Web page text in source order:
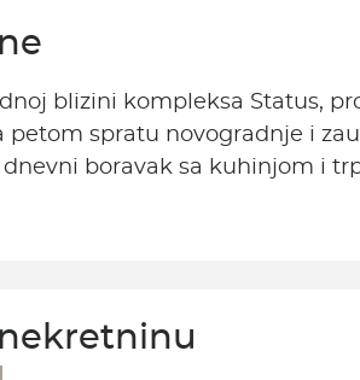
blizini kompleksa Status,
petom spratu novogradnje i
boravak sa kuhinjom i